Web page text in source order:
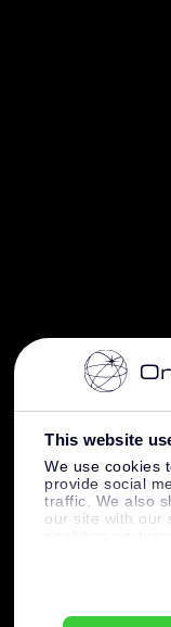
This website
We use cookies
provide social
traffic. We also
our site with our
information that